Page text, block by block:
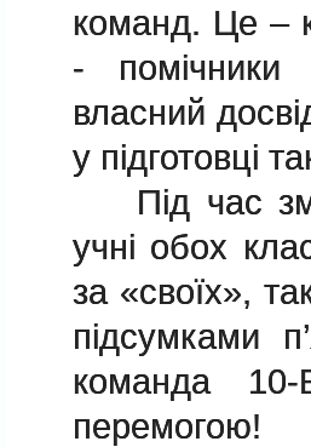
команд. Це –
-
власний
у підготовці
Під час
учні обох
за «своїх»,
підсумками
команда
перемогою!